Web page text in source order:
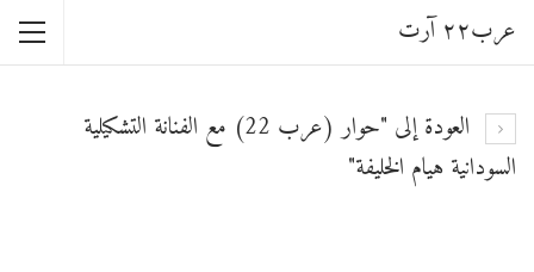
عرب٢٢ آرت
العودة إلى "حوار (عرب 22) مع الفنانة التشكيلية
السودانية هيام الخليفة"